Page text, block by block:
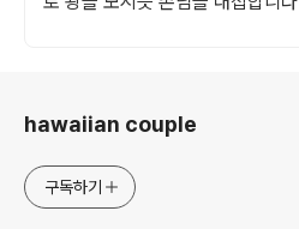
hawaiian couple
구독하기